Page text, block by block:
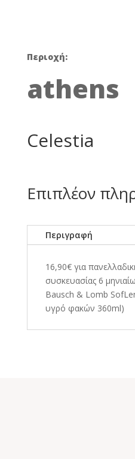
Περιοχή:
athens
Celestia
Επιπλέον
Περιγραφή
16,90€ για
συσκευασίας 6
Bausch & Lomb
υγρό φακών 360ml)